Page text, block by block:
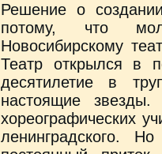
Решение о
потому, что
Новосибирскому
Театр открылся в
десятилетие в
настоящие
хореографических
ленинградского.